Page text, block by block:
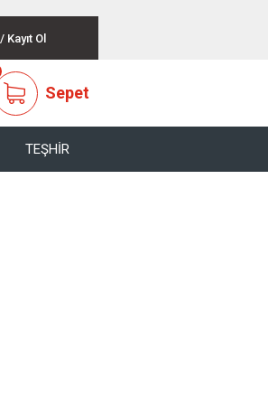
/ Kayıt Ol
Sepet
TEŞHİR